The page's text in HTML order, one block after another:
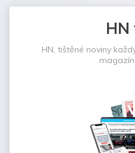
HN
HN, tištěné noviny